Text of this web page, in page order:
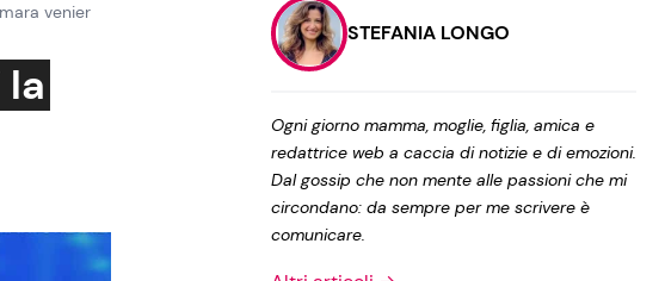
Contattaci
Pubblicità
Privacy Policy
mara venier
la
STEFANIA LONGO
Ogni giorno mamma, moglie, figlia, amica e
redattrice web a caccia di notizie e di emozioni.
Dal gossip che non mente alle passioni che mi
circondano: da sempre per me scrivere è
comunicare.